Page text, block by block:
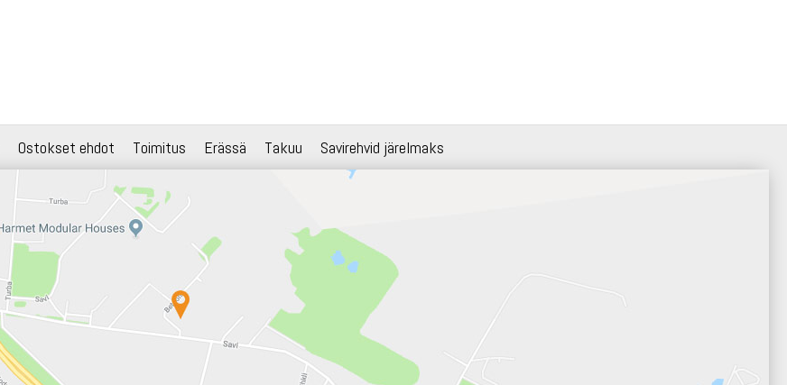
Ostokset ehdot Toimitus Erässä Takuu Savirehvid järelmaks